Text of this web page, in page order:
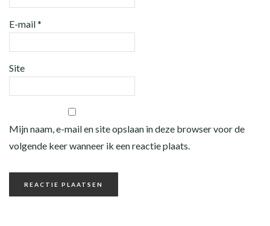
E-mail*
Site
Mijn naam, e-mail en site opslaan in deze browser voor de
volgende keer wanneer ik een reactie plaats.